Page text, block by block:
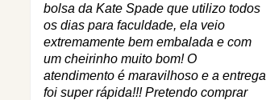
bolsa da Kate Spade que utilizo todos
os dias para faculdade, ela veio
extremamente bem embalada e com
um cheirinho muito bom! O
atendimento é maravilhoso e a entrega
foi super rápida!!! Pretendo comprar